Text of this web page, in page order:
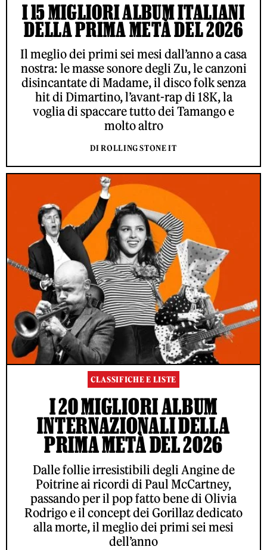
I 15 MIGLIORI ALBUM ITALIANI
DELLA PRIMA METÀ DEL 2026
Il meglio dei primi sei mesi dall’anno a casa
nostra: le masse sonore degli Zu, le canzoni
disincantate di Madame, il disco folk senza
hit di Dimartino, l’avant-rap di 18K, la
voglia di spaccare tutto dei Tamango e
molto altro
DI ROLLING STONE IT
CLASSIFICHE E LISTE
I 20 MIGLIORI ALBUM
INTERNAZIONALI DELLA
PRIMA METÀ DEL 2026
Dalle follie irresistibili degli Angine de
Poitrine ai ricordi di Paul McCartney,
passando per il pop fatto bene di Olivia
Rodrigo e il concept dei Gorillaz dedicato
alla morte, il meglio dei primi sei mesi
dell’anno